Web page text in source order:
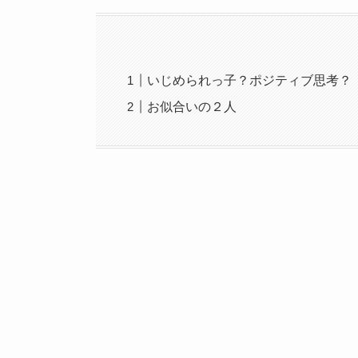
いじめられっ子？ポジティブ思考？
お似合いの２人